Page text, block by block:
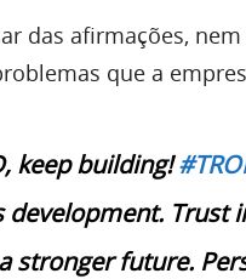
das afirmações,
que a
keep building!
development. Trust
stronger future.